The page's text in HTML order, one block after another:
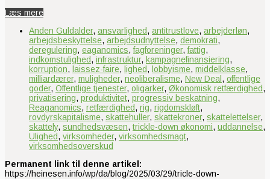
Læs mere
Anden Guldalder, ansvarlighed, antitrustlove, arbejderløn,
arbejdsbeskyttelse, arbejdsudnyttelse, demokrati,
deregulering, eaganomics,fagforeninger,fattig,
indkomstulighed, infrastruktur, kampagnefinansiering,
korruption, laissez-faire, lighed, lobbyisme, middelklasse,
milliardærer, muligheder, neoliberalisme, New Deal , offentlige
goder, Offentlige tjenester, oligarker, Økonomisk retfærdighed,
privatisering, produktivitet, progressiv beskatning,
Reaganomics, retfærdighed, rig, rigdomskløft,
rovdyrskapitalisme, skattehuller, skattekroner, skattelettelser,
skattely, sundhedsvæsen, trickle-down økonomi, uddannelse,
Ulighed, virksomheder, virksomhedsmagt,
virksomhedsoverskud
Permanent link til denne artikel:
https://heinesen.info/wp/da/blog/2025/03/29/tricle-down-